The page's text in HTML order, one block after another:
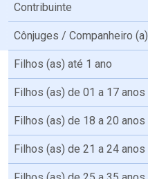
Contribuinte
Cônjuges / Companheiro (a)
Filhos (as) até 1 ano
Filhos (as) de 01 a 17 anos
Filhos (as) de 18 a 20 anos
Filhos (as) de 21 a 24 anos